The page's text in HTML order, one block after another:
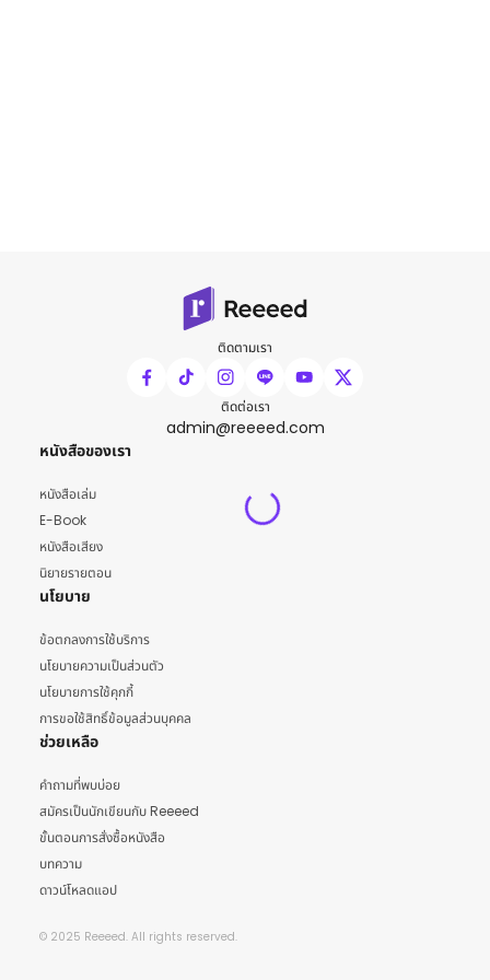
ติดตามเรา
ติดต่อเรา
admin@reeeed.com
หนังสือของเรา
หนังสือเล่ม
E-Book
หนังสือเสียง
นิยายรายตอน
นโยบาย
ข้อตกลงการใช้บริการ
นโยบายความเป็นส่วนตัว
นโยบายการใช้คุกกี้
การขอใช้สิทธิ์ข้อมูลส่วนบุคคล
ช่วยเหลือ
คำถามที่พบบ่อย
สมัครเป็นนักเขียนกับ Reeeed
ขั้นตอนการสั่งซื้อหนังสือ
บทความ
ดาวน์โหลดแอป
© 2025 Reeeed. All rights reserved.